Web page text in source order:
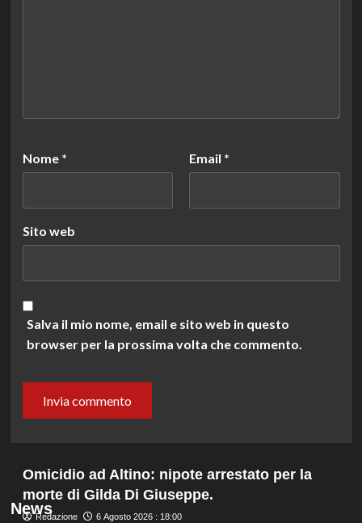
Nome * Email *
Sito web
Salva il mio nome, email e sito web in questo
browser per la prossima volta che commento.
News
Omicidio ad Altino: nipote arrestato per la
morte di Gilda Di Giuseppe.
Redazione 6 Agosto 2026 : 18:00